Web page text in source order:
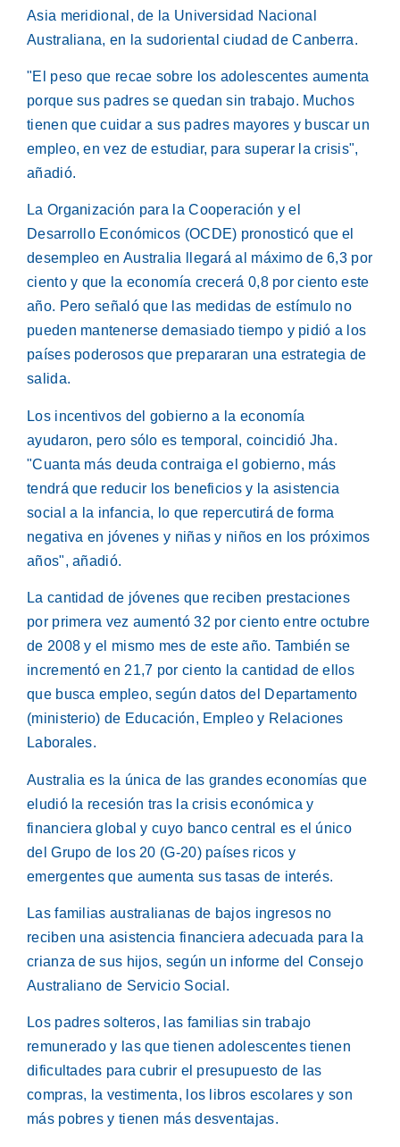
Asia meridional, de la Universidad Nacional
Australiana, en la sudoriental ciudad de Canberra.
"El peso que recae sobre los adolescentes aumenta
porque sus padres se quedan sin trabajo. Muchos
tienen que cuidar a sus padres mayores y buscar un
empleo, en vez de estudiar, para superar la crisis",
añadió.
La Organización para la Cooperación y el
Desarrollo Económicos (OCDE) pronosticó que el
desempleo en Australia llegará al máximo de 6,3 por
ciento y que la economía crecerá 0,8 por ciento este
año. Pero señaló que las medidas de estímulo no
pueden mantenerse demasiado tiempo y pidió a los
países poderosos que prepararan una estrategia de
salida.
Los incentivos del gobierno a la economía
ayudaron, pero sólo es temporal, coincidió Jha.
"Cuanta más deuda contraiga el gobierno, más
tendrá que reducir los beneficios y la asistencia
social a la infancia, lo que repercutirá de forma
negativa en jóvenes y niñas y niños en los próximos
años", añadió.
La cantidad de jóvenes que reciben prestaciones
por primera vez aumentó 32 por ciento entre octubre
de 2008 y el mismo mes de este año. También se
incrementó en 21,7 por ciento la cantidad de ellos
que busca empleo, según datos del Departamento
(ministerio) de Educación, Empleo y Relaciones
Laborales.
Australia es la única de las grandes economías que
eludió la recesión tras la crisis económica y
financiera global y cuyo banco central es el único
del Grupo de los 20 (G-20) países ricos y
emergentes que aumenta sus tasas de interés.
Las familias australianas de bajos ingresos no
reciben una asistencia financiera adecuada para la
crianza de sus hijos, según un informe del Consejo
Australiano de Servicio Social.
Los padres solteros, las familias sin trabajo
remunerado y las que tienen adolescentes tienen
dificultades para cubrir el presupuesto de las
compras, la vestimenta, los libros escolares y son
más pobres y tienen más desventajas.